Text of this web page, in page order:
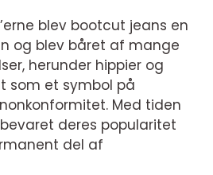
blev bootcut jeans en
og blev båret af mange
herunder hippier og
som et symbol på
Med tiden
deres popularitet
del af